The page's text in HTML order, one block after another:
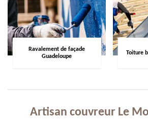
Ravalement de façade
Guadeloupe
Toiture
Artisan couvreur Le